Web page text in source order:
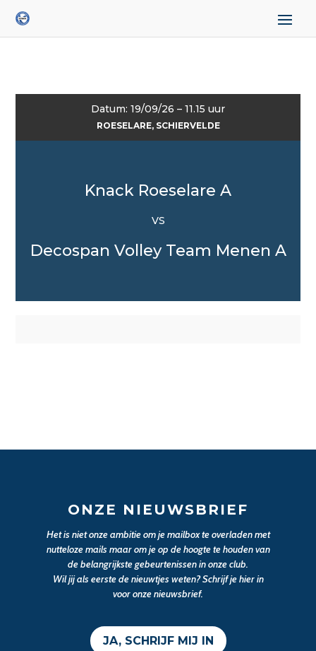
Datum: 19/09/26 – 11.15 uur
ROESELARE, SCHIERVELDE
Knack Roeselare A
VS
Decospan Volley Team Menen A
ONZE NIEUWSBRIEF
Het is niet onze ambitie om je mailbox te overladen met
nutteloze mails maar om je op de hoogte te houden van
de belangrijkste gebeurtenissen in onze club.
Wil jij als eerste de nieuwtjes weten? Schrijf je hier in
voor onze nieuwsbrief.
JA, SCHRIJF MIJ IN